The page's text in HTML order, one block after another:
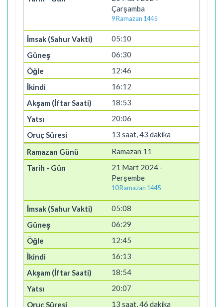
Çarşamba
9 Ramazan 1445
05:10
06:30
12:46
16:12
18:53
20:06
13 saat, 43 dakika
Ramazan 11
21 Mart 2024 -
Perşembe
10 Ramazan 1445
05:08
06:29
12:45
16:13
18:54
20:07
13 saat, 46 dakika